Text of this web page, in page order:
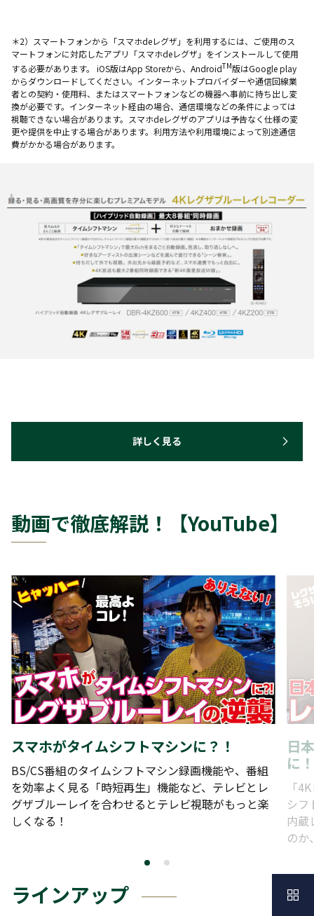
＊2）スマートフォンから「スマホdeレグザ」を利用するには、ご使用のス
マートフォンに対応したアプリ「スマホdeレグザ」をインストールして使用
する必要があります。 iOS版はApp Storeから、AndroidTM版はGoogle play
からダウンロードしてください。インターネットプロバイダーや通信回線業
者との契約・使用料、またはスマートフォンなどの機器へ事前に持ち出し変
換が必要です。インターネット経由の場合、通信環境などの条件によっては
視聴できない場合があります。スマホdeレグザのアプリは予告なく仕様の変
更や提供を中止する場合があります。利用方法や利用環境によって別途通信
費がかかる場合があります。
詳しく見る
動画で徹底解説！【YouTube】
スマホがタイムシフトマシンに？！
BS/CS番組のタイムシフトマシン録画機能や、番組
を効率よく見る「時短再生」機能など、テレビとレ
グザブルーレイを合わせるとテレビ視聴がもっと楽
しくなる！
日
に！
「
シフ
内蔵
のか
ラインアップ